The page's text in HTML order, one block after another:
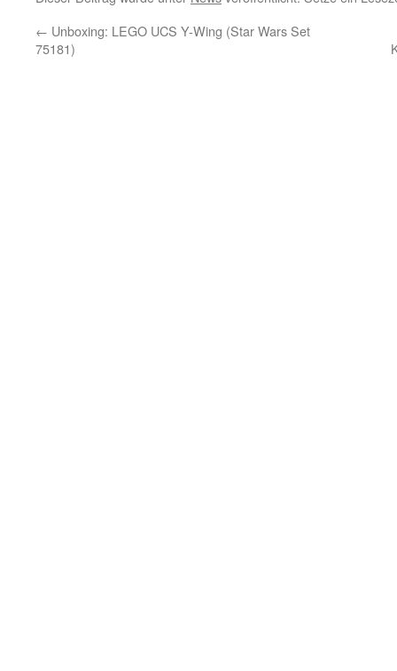
← Unboxing: LEGO UCS Y-Wing (Star Wars Set
75181)